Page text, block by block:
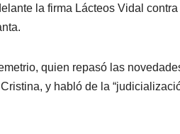
la firma Lácteos Vidal
quien repasó las
y habló de la